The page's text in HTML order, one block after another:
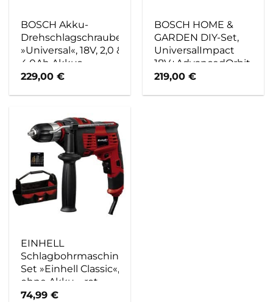
BOSCH Akku-
Drehschlagschrauber
»Universal«, 18V, 2,0 &
4,0Ah Akkus,
Ladegerät – gruen
229,00€
BOSCH HOME &
GARDEN DIY-Set,
UniversalImpact
18V+AdvancedOrbit
18V+AL18V-20, inkl.
219,00€
EINHELL
Schlagbohrmaschinen-
Set »Einhell Classic«,
ohne Akku – rot
74,99€